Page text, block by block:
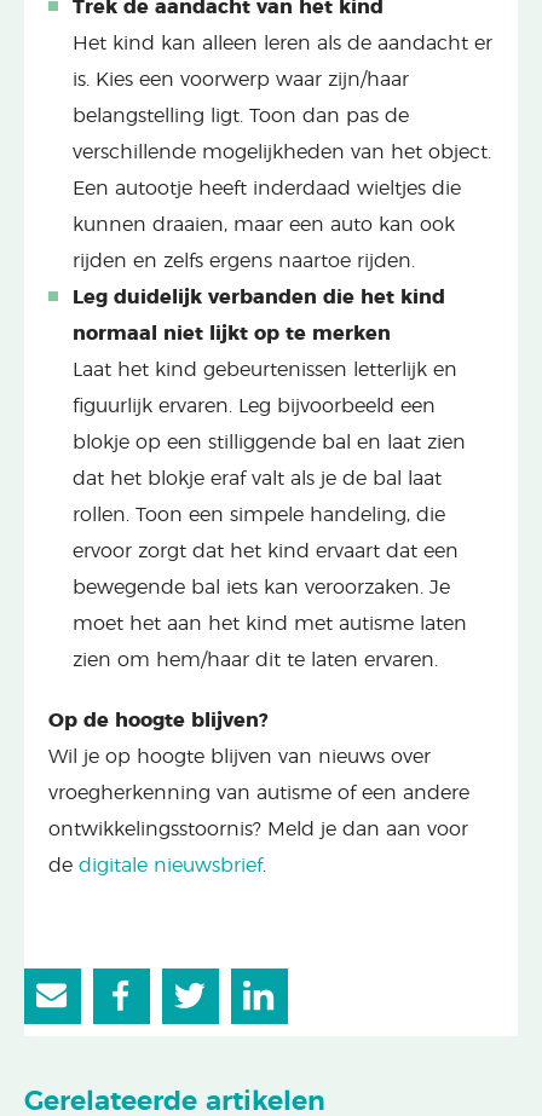
Trek de aandacht van het kind
Het kind kan alleen leren als de aandacht er
is. Kies een voorwerp waar zijn/haar
belangstelling ligt. Toon dan pas de
verschillende mogelijkheden van het object.
Een autootje heeft inderdaad wieltjes die
kunnen draaien, maar een auto kan ook
rijden en zelfs ergens naartoe rijden.
Leg duidelijk verbanden die het kind
normaal niet lijkt op te merken
Laat het kind gebeurtenissen letterlijk en
figuurlijk ervaren. Leg bijvoorbeeld een
blokje op een stilliggende bal en laat zien
dat het blokje eraf valt als je de bal laat
rollen. Toon een simpele handeling, die
ervoor zorgt dat het kind ervaart dat een
bewegende bal iets kan veroorzaken. Je
moet het aan het kind met autisme laten
zien om hem/haar dit te laten ervaren.
Op de hoogte blijven?
Wil je op hoogte blijven van nieuws over
vroegherkenning van autisme of een andere
ontwikkelingsstoornis? Meld je dan aan voor
de digitale nieuwsbrief.
Gerelateerde artikelen